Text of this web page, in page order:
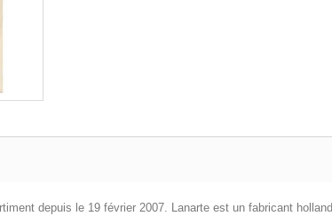
depuis le 19 février 2007. Lanarte est un fabricant